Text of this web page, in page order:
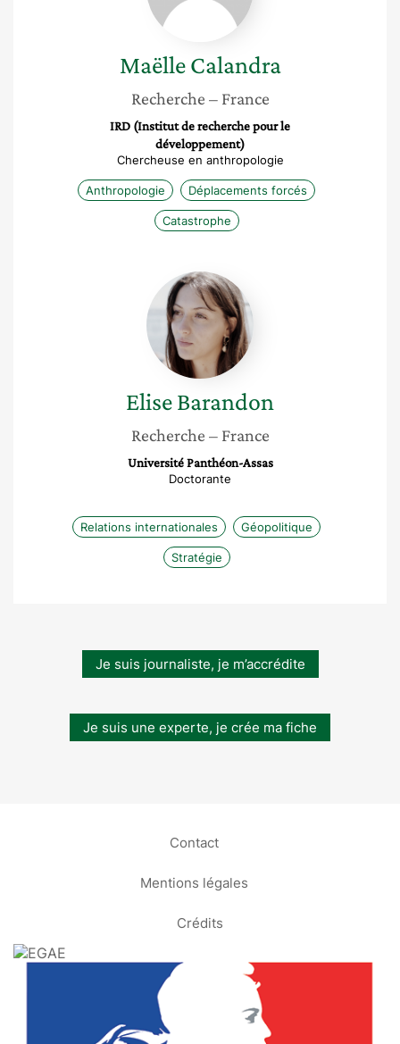
Maëlle Calandra
Recherche – France
IRD (Institut de recherche pour le
développement)
Chercheuse en anthropologie
Anthropologie Déplacements forcés
Catastrophe
Elise
Barandon
EliseBarandon
Recherche – France
Université Panthéon-Assas
Doctorante
Relations internationales Géopolitique
Stratégie
Je suis journaliste, je m’accrédite
Je suis une experte, je crée ma fiche
Contact
Mentions légales
Crédits